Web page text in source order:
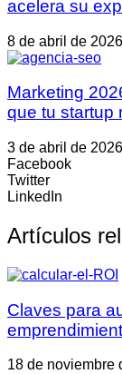
acelera su
8 de abril de 2026
Marketing
que tu startup
3 de abril de 2026
Facebook
Twitter
LinkedIn
Artículos
Claves para
18 de noviembre